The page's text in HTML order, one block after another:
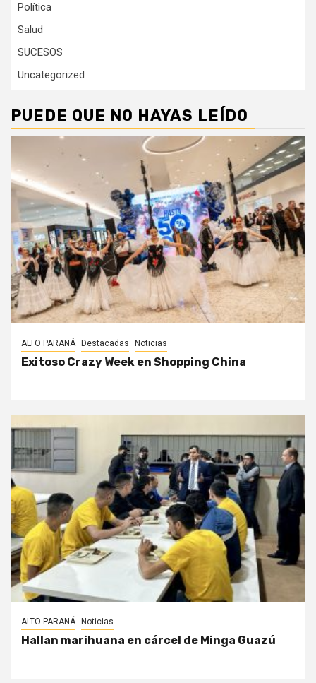
Política
Salud
SUCESOS
Uncategorized
PUEDE QUE NO HAYAS LEÍDO
ALTO PARANÁ Destacadas Noticias
Exitoso Crazy Week en Shopping China
ALTO PARANÁ Noticias
Hallan marihuana en cárcel de Minga Guazú